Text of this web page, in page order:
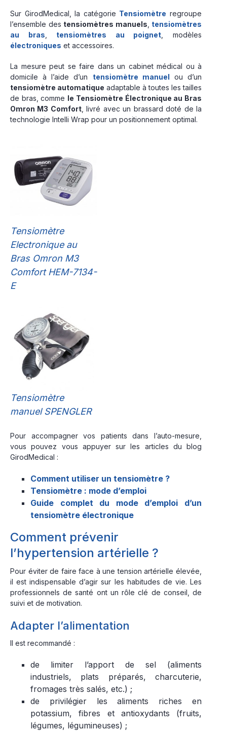
Sur GirodMedical, la catégorie Tensiomètre regroupe
l’ensemble des tensiomètres manuels tensiomètres
au bras
tensiomètres au poignet , modèles
électroniques et accessoires.
La mesure peut se faire dans un cabinet médical ou à
domicile à l’aide d’un tensiomètre manuel ou d’un
tensiomètre automatique adaptable à toutes les tailles
de bras, comme le Tensiomètre Électronique au Bras
Omron M3 Comfort, livré avec un brassard doté de la
technologie Intelli Wrap pour un positionnement optimal.
Tensiomètre
Electronique au
Bras Omron M3
Comfort HEM-7134-
E
Tensiomètre
manuel SPENGLER
Pour accompagner vos patients dans l’auto-mesure,
vous pouvez vous appuyer sur les articles du blog
GirodMedical :
Comment utiliser un tensiomètre ?
Tensiomètre : mode d’emploi
Guide complet du mode d’emploi d’un
tensiomètre électronique
Comment prévenir
l’hypertension artérielle ?
Pour éviter de faire face à une tension artérielle élevée,
il est indispensable d’agir sur les habitudes de vie. Les
professionnels de santé ont un rôle clé de conseil, de
suivi et de motivation.
Adapter l’alimentation
Il est recommandé :
de limiter l’apport de sel (aliments
industriels, plats préparés, charcuterie,
fromages très salés, etc.) ;
de privilégier les aliments riches en
potassium, fibres et antioxydants (fruits,
légumes, légumineuses) ;